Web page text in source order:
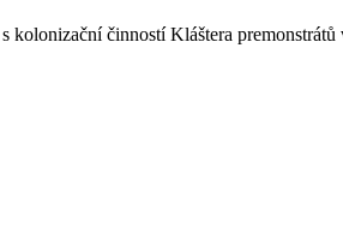
kolonizační činností Kláštera